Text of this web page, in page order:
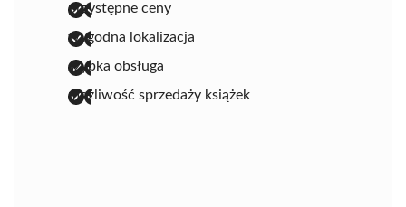
przystępne ceny
wygodna lokalizacja
szybka obsługa
możliwość sprzedaży książek